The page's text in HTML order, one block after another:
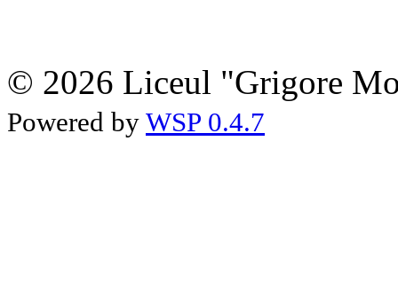
© 2026 Liceul "Grigore
Powered by WSP 0.4.7